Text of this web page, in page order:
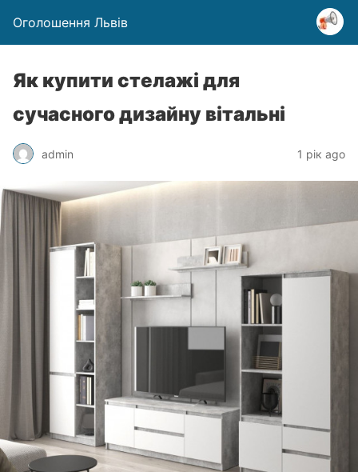
Оголошення Львів
Як купити стелажі для
сучасного дизайну вітальні
admin 1 рік ago